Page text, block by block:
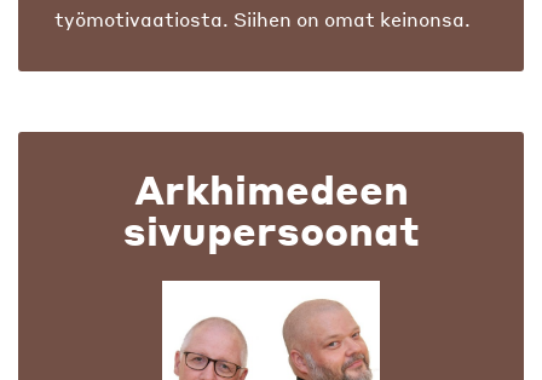
työmotivaatiosta. Siihen on omat keinonsa.
Arkhimedeen
sivupersoonat